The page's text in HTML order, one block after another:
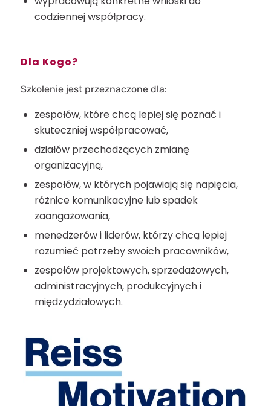
codziennej współpracy.
Dla Kogo?
Szkolenie jest przeznaczone dla:
zespołów, które chcą lepiej się poznać i
skuteczniej współpracować,
działów przechodzących zmianę
organizacyjną,
zespołów, w których pojawiają się napięcia,
różnice komunikacyjne lub spadek
zaangażowania,
menedżerów i liderów, którzy chcą lepiej
rozumieć potrzeby swoich pracowników,
zespołów projektowych, sprzedażowych,
administracyjnych, produkcyjnych i
międzydziałowych.